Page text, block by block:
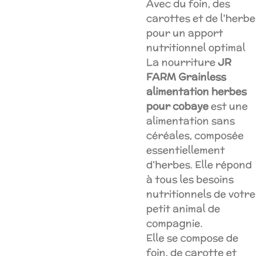
Avec du foin, des
carottes et de l'herbe
pour un apport
nutritionnel optimal
La nourritureJR
FARM Grainless
alimentation herbes
pour cobayeest une
alimentation sans
céréales, composée
essentiellement
d'herbes. Elle répond
à tous les besoins
nutritionnels de votre
petit animal de
compagnie.
Elle se compose de
foin, de carotte et